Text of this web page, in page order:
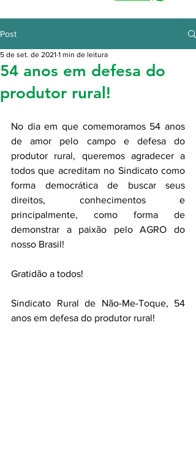
Post
54 anos em defesa do
produtor rural!
5 de set. de 2021 1 min de leitura
No dia em que comemoramos 54 anos
de amor pelo campo e defesa do
produtor rural, queremos agradecer a
todos que acreditam no Sindicato como
forma democrática de buscar seus
direitos, conhecimentos e
principalmente, como forma de
demonstrar a paixão pelo AGRO do
nosso Brasil!
Gratidão a todos!
Sindicato Rural de Não-Me-Toque, 54
anos em defesa do produtor rural!